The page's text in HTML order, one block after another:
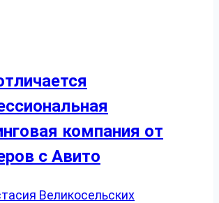
компания от
с Авито
Великосельских